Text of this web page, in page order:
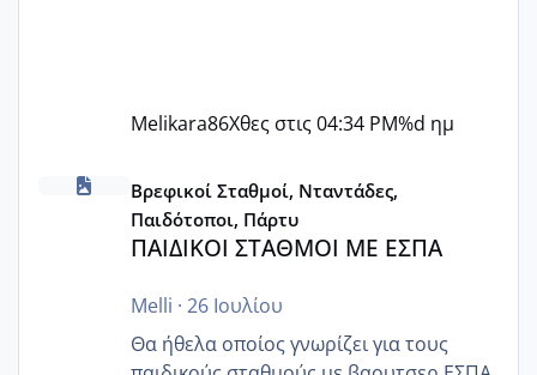
Melikara86Χθες στις 04:34 PM%d ημ
ΠΑΙΔΙΚΟΙ ΣΤΑΘΜΟΙ ΜΕ ΕΣΠΑ
Βρεφικοί Σταθμοί, Νταντάδες,
Παιδότοποι, Πάρτυ
ΠΑΙΔΙΚΟΙ ΣΤΑΘΜΟΙ ΜΕ ΕΣΠΑ
Melli · 26 Ιουλίου
Θα ήθελα οποίος γνωρίζει για τους